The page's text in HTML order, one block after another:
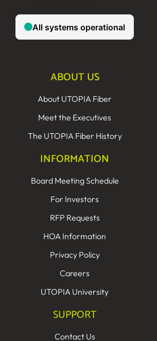
ABOUT US
About UTOPIA Fiber
Meet the Executives
The UTOPIA Fiber History
INFORMATION
Board Meeting Schedule
For Investors
RFP Requests
HOA Information
Privacy Policy
Careers
UTOPIA University
SUPPORT
Contact Us